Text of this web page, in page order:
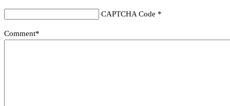
CAPTCHA Code *
Comment*